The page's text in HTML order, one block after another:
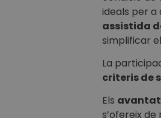
ideals per a
assistida
simplificar
La
criteris de
Els
s’ofereix